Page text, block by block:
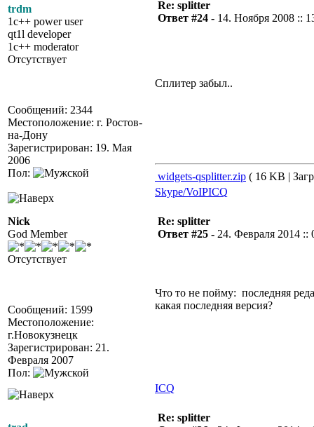
trdm
1c++ power user
qt1l developer
1c++ moderator
Отсутствует
Сообщений: 2344
Местоположение: г. Ростов-
на-Дону
Зарегистрирован: 19. Мая
2006
Пол:
Re: splitter
Ответ #24 - 14. Ноября 2008 ::
Сплитер забыл..
widgets-qsplitter.zip ( 16 KB |
Skype/VoIPICQ
Nick
God Member
Отсутствует
Сообщений: 1599
Местоположение:
г.Новокузнецк
Зарегистрирован: 21.
Февраля 2007
Пол:
Re: splitter
Ответ #25 - 24. Февраля 2014 ::
Что то не пойму: последняя
какая последняя версия?
ICQ
Re: splitter